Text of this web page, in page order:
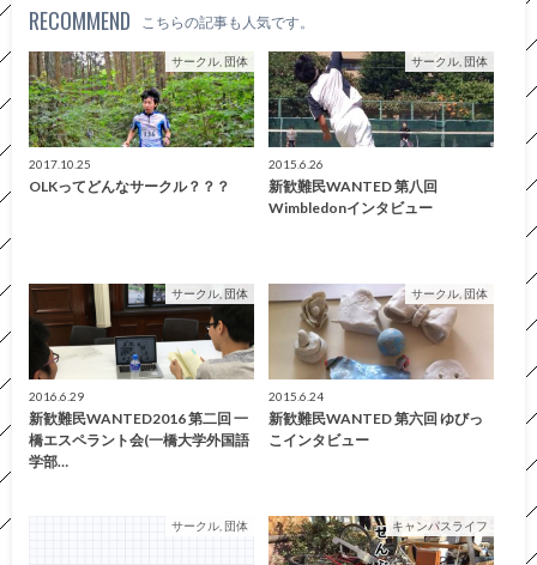
RECOMMEND こちらの記事も人気です。
サークル, 団体
2017.10.25
OLKってどんなサークル？？？
サークル, 団体
2015.6.26
新歓難民WANTED 第八回
Wimbledonインタビュー
サークル, 団体
2016.6.29
新歓難民WANTED2016 第二回 一
橋エスペラント会(一橋大学外国語
学部…
サークル, 団体
2015.6.24
新歓難民WANTED 第六回 ゆびっ
こインタビュー
サークル, 団体 キャンパスライフ